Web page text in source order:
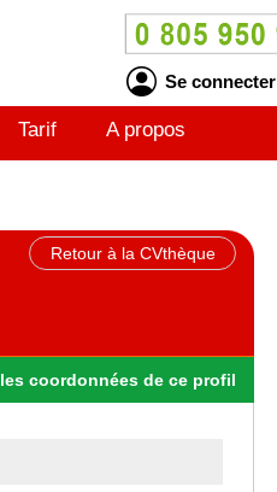
Se connecter
Tarif A propos
Retour à la CVthèque
les coordonnées de ce profil